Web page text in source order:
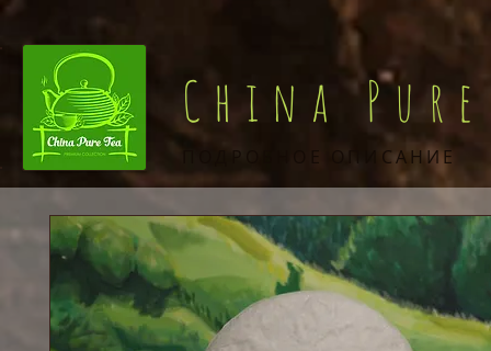
China
ПОДРОБНОЕ ОПИСАНИЕ